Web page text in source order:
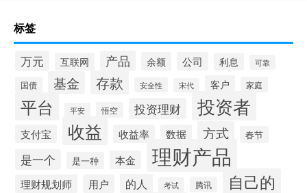
标签
万元 互联网 产品 余额 公司 利息 可靠
国债 基金 存款 安全性 宋代 客户 家庭
平台 平安 悟空 投资理财 投资者
支付宝 收益 收益率 数据 方式 春节
是一个 是一种 本金 理财产品
理财规划师 用户 的人 考试 腾讯 自己的